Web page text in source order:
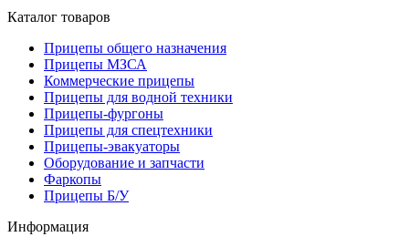
Каталог товаров
Прицепы общего назначения
Прицепы МЗСА
Коммерческие прицепы
Прицепы для водной техники
Прицепы-фургоны
Прицепы для спецтехники
Прицепы-эвакуаторы
Оборудование и запчасти
Фаркопы
Прицепы Б/У
Информация